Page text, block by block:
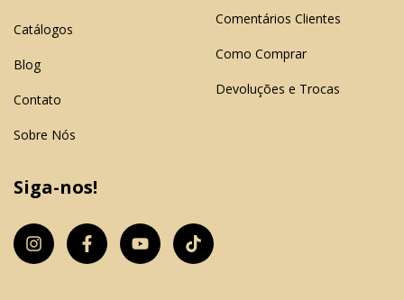
Catálogos
Blog
Contato
Sobre Nós
Comentários Clientes
Como Comprar
Devoluções e Trocas
Siga-nos!